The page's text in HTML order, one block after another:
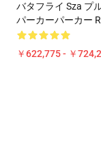
バタフライ Sza プ
パーカーパーカー
￥622,775 - ￥